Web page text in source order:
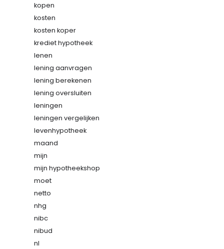
kopen
kosten
kosten koper
krediet hypotheek
lenen
lening aanvragen
lening berekenen
lening oversluiten
leningen
leningen vergelijken
levenhypotheek
maand
mijn
mijn hypotheekshop
moet
netto
nhg
nibc
nibud
nl